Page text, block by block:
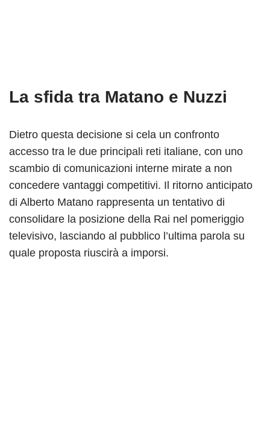
La sfida tra Matano e Nuzzi
Dietro questa decisione si cela un confronto
accesso tra le due principali reti italiane, con uno
scambio di comunicazioni interne mirate a non
concedere vantaggi competitivi. Il ritorno anticipato
di Alberto Matano rappresenta un tentativo di
consolidare la posizione della Rai nel pomeriggio
televisivo, lasciando al pubblico l’ultima parola su
quale proposta riuscirà a imporsi.